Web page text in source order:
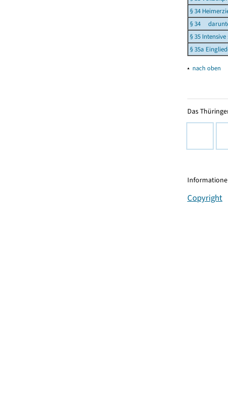
§ 34
§ 34
§ 35
§ 35a
▴ nach oben
Das
Copyright